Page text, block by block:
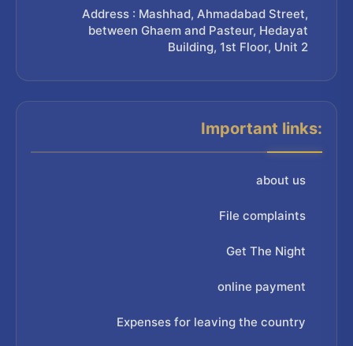
Address : Mashhad, Ahmadabad Street,
between Ghaem and Pasteur, Hedayat
Building, 1st Floor, Unit 2
Important links:
about us
File complaints
Get The Night
online payment
Expenses for leaving the country